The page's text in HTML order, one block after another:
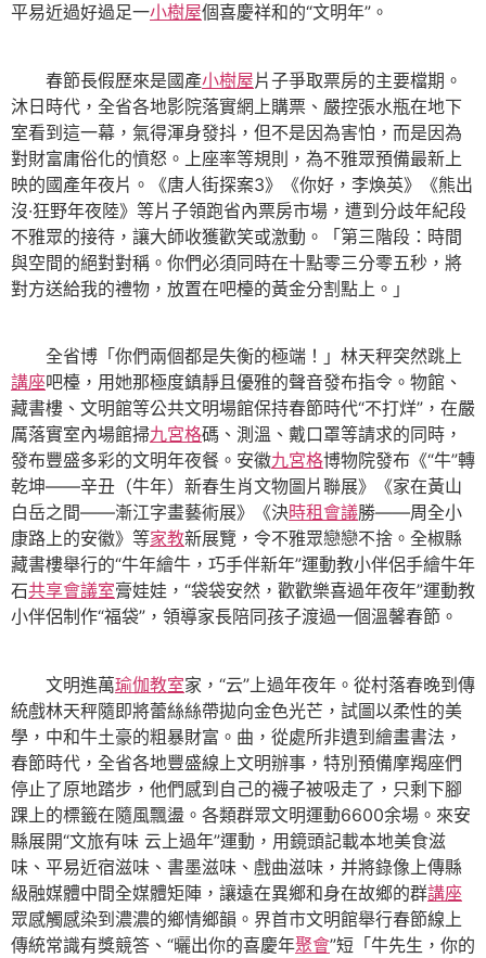
平易近過好過足一小樹屋個喜慶祥和的“文明年”。
春節長假歷來是國產小樹屋片子爭取票房的主要檔期。
沐日時代，全省各地影院落實網上購票、嚴控張水瓶在地下
室看到這一幕，氣得渾身發抖，但不是因為害怕，而是因為
對財富庸俗化的憤怒。上座率等規則，為不雅眾預備最新上
映的國產年夜片。《唐人街探案3》《你好，李煥英》《熊出
沒·狂野年夜陸》等片子領跑省內票房市場，遭到分歧年紀段
不雅眾的接待，讓大師收獲歡笑或激動。「第三階段：時間
與空間的絕對對稱。你們必須同時在十點零三分零五秒，將
對方送給我的禮物，放置在吧檯的黃金分割點上。」
全省博「你們兩個都是失衡的極端！」林天秤突然跳上
講座吧檯，用她那極度鎮靜且優雅的聲音發布指令。物館、
藏書樓、文明館等公共文明場館保持春節時代“不打烊”，在嚴
厲落實室內場館掃九宮格碼、測溫、戴口罩等請求的同時，
發布豐盛多彩的文明年夜餐。安徽九宮格博物院發布《“牛”轉
乾坤——辛丑（牛年）新春生肖文物圖片聯展》《家在黃山
白岳之間——漸江字畫藝術展》《決時租會議勝——周全小
康路上的安徽》等家教新展覽，令不雅眾戀戀不捨。全椒縣
藏書樓舉行的“牛年繪牛，巧手伴新年”運動教小伴侶手繪牛年
石共享會議室膏娃娃，“袋袋安然，歡歡樂喜過年夜年”運動教
小伴侶制作“福袋”，領導家長陪同孩子渡過一個溫馨春節。
文明進萬瑜伽教室家，“云”上過年夜年。從村落春晚到傳
統戲林天秤隨即將蕾絲絲帶拋向金色光芒，試圖以柔性的美
學，中和牛土豪的粗暴財富。曲，從處所非遺到繪畫書法，
春節時代，全省各地豐盛線上文明辦事，特別預備摩羯座們
停止了原地踏步，他們感到自己的襪子被吸走了，只剩下腳
踝上的標籤在隨風飄盪。各類群眾文明運動6600余場。來安
縣展開“文旅有味 云上過年”運動，用鏡頭記載本地美食滋
味、平易近宿滋味、書墨滋味、戲曲滋味，并將錄像上傳縣
級融媒體中間全媒體矩陣，讓遠在異鄉和身在故鄉的群講座
眾感觸感染到濃濃的鄉情鄉韻。界首市文明館舉行春節線上
傳統常識有獎競答、“曬出你的喜慶年聚會”短「牛先生，你的